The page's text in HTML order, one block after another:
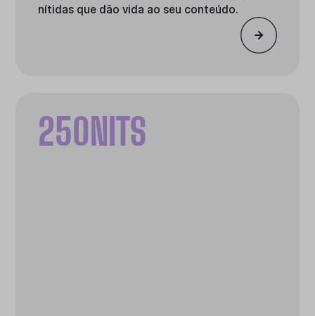
nítidas que dão vida ao seu conteúdo.
250NITS